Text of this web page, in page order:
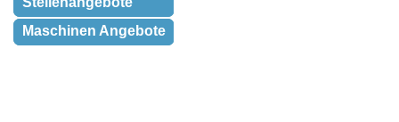
Maschinen Angebote